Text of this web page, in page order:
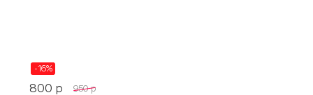
-16%
800 p 950 p